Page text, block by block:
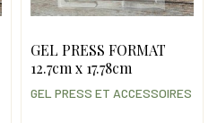
GEL PRESS FORMAT
12.7cm x 17.78cm
GEL PRESS ET ACCESSOIRES